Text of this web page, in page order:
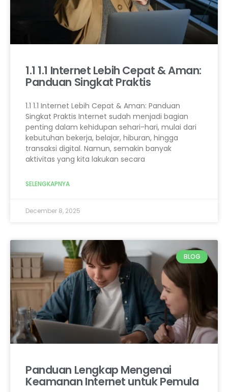
1.1 1.1 Internet Lebih Cepat & Aman:
Panduan Singkat Praktis
1.1 1.1 Internet Lebih Cepat & Aman: Panduan
Singkat Praktis Internet sudah menjadi bagian
penting dalam kehidupan sehari-hari, mulai dari
kebutuhan bekerja, belajar, hiburan, hingga
transaksi digital. Namun, semakin banyak
aktivitas yang kita lakukan secara
SELENGKAPNYA
December 8, 2025
BLOG
Panduan Lengkap Mengenai
Keamanan Internet untuk Pemula